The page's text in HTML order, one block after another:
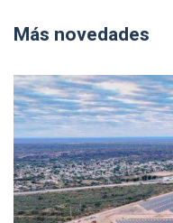
Más novedades